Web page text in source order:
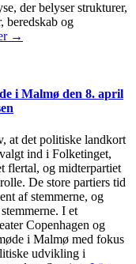
der belyser strukturer,
beredskab og
→
i Malmø den 8. april
at det politiske landkort
ind i Folketinget,
flertal, og midterpartiet
De store partiers tid
af stemmerne, og
I et
Copenhagen og
i Malmø med fokus
udvikling i